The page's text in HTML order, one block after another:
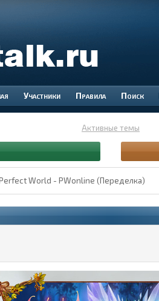
Участники Правила Поиск
Активные темы
World - PWonline (Переделка)